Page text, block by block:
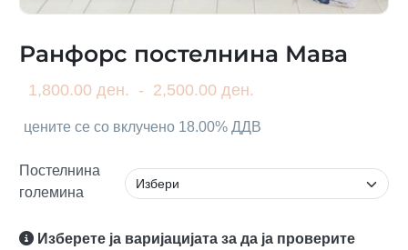
Ранфорс постелнина Мава
1,800.00 ден. - 2,500.00 ден.
цените се со вклучено 18.00% ДДВ
Постелнина
големина
Изберете ја варијацијата за да ја проверите